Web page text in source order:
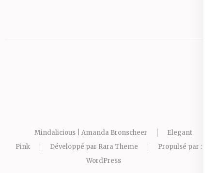
Mindalicious | Amanda Bronscheer
Elegant
Pink
Développé par Rara Theme
Propulsé par :
WordPress